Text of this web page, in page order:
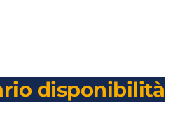
disponibilità